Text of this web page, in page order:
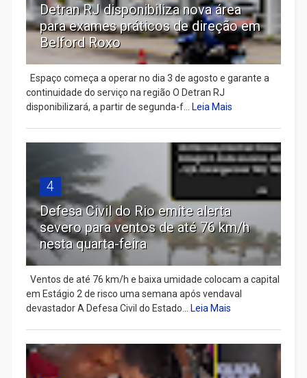
Detran RJ disponibiliza nova área
para exames práticos de direção em
Belford Roxo
Espaço começa a operar no dia 3 de agosto e garante a
continuidade do serviço na região O Detran RJ
disponibilizará, a partir de segunda-f...
Leia Mais
4
Defesa Civil do Rio emite alerta
severo para ventos de até 76 km/h
nesta quarta-feira
Ventos de até 76 km/h e baixa umidade colocam a capital
em Estágio 2 de risco uma semana após vendaval
devastador A Defesa Civil do Estado...
Leia Mais